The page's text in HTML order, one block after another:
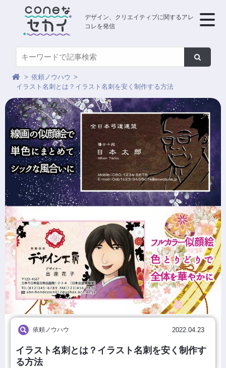
デザイン、クリエイティブに関するアレ
コレを発信
依頼ノウハウ
イラスト名刺とは？イラスト名刺を安く制作する方法
依頼ノウハウ 2022.04.23
イラスト名刺とは？イラスト名刺を安く制作す
る方法